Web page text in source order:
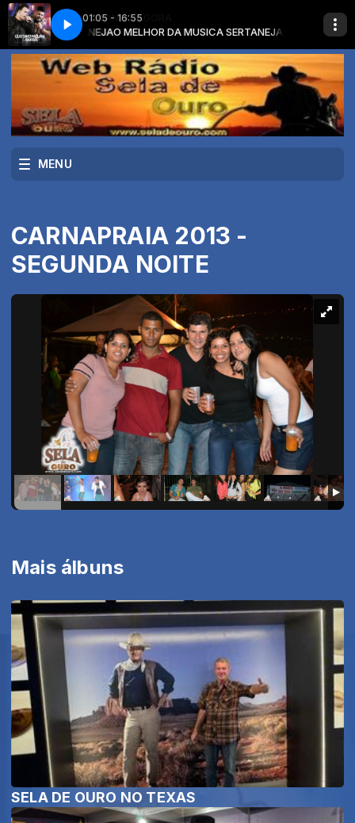
01:05 - 16:55
SERTANEJA O MELHOR DA MUSICA SERTANEJA com O MELHOR DA
FELIPE ARAUJO - MENTIRA
MENU
CARNAPRAIA 2013 -
SEGUNDA NOITE
Mais álbuns
SELA DE OURO NO TEXAS